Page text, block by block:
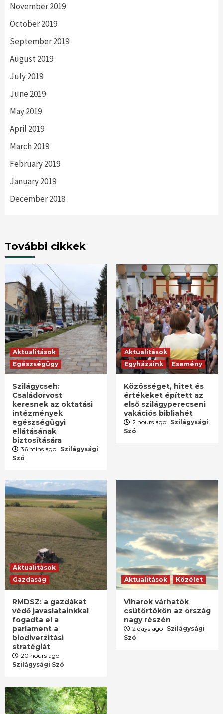
November 2019
October 2019
September 2019
August 2019
July 2019
June 2019
May 2019
April 2019
March 2019
February 2019
January 2019
December 2018
További cikkek
Aktualitások
Egészségügy
Szilágycseh:
Családorvost
keresnek az oktatási
intézmények
egészségügyi
ellátásának
biztosítására
36 mins ago Szilágysági
Szó
Aktualitások
Egyházaink
Esemény
Közösséget, hitet és
értékeket épített az
első szilágyperecseni
vakációs bibliahét
2 hours ago Szilágysági
Szó
Aktualitások
Gazdaság
RMDSZ: a gazdákat
védő javaslatainkkal
fogadta el a
parlament a
biodiverzitási
stratégiát
20 hours ago
Szilágysági Szó
Aktualitások Közélet
Viharok várhatók
csütörtökön az ország
nagy részén
2 days ago Szilágysági
Szó